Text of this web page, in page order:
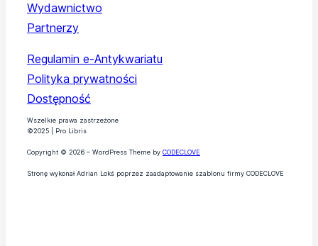
Wydawnictwo
Partnerzy
Regulamin e-Antykwariatu
Polityka prywatności
Dostępność
Wszelkie prawa zastrzeżone
©2025 | Pro Libris
Copyright © 2026 – WordPress Theme by CODECLOVE
Stronę wykonał Adrian Lokś poprzez zaadaptowanie szablonu firmy CODECLOVE